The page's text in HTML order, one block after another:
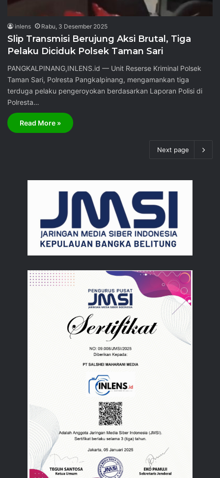
inlens Rabu, 3 Desember 2025
Slip Transmisi Berujung Aksi Brutal, Tiga
Pelaku Diciduk Polsek Taman Sari
‎PANGKALPINANG,INLENS.id — Unit Reserse Kriminal Polsek
Taman Sari, Polresta Pangkalpinang, mengamankan tiga
terduga pelaku pengeroyokan berdasarkan Laporan Polisi di
Polresta…
Read More »
Next page